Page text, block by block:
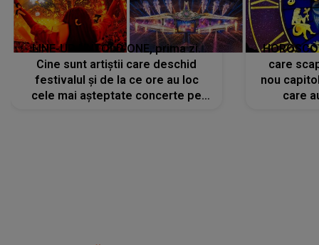
LINE-UP UNTOLD ONE, prima zi.
Cine sunt artiștii care deschid
festivalul și de la ce ore au loc
cele mai așteptate concerte pe
care
nou
care